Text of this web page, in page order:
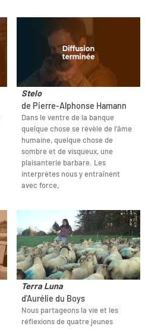
Stelo
de Pierre-Alphonse Hamann
Dans le ventre de la banque
quelque chose se révèle de l’âme
humaine, quelque chose de
sombre et de visqueux, une
plaisanterie barbare. Les
interprètes nous y entraînent
avec force,
Terra Luna
d'Aurélie du Boys
Nous partageons la vie et les
réflexions de quatre jeunes